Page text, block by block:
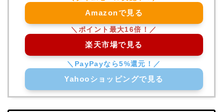
Amazonで見る
楽天市場で見る
Yahooショッピングで見る